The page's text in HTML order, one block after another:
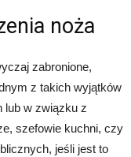
noża
zabronione,
z takich wyjątków
lub w związku z
szefowie kuchni, czy
jeśli jest to